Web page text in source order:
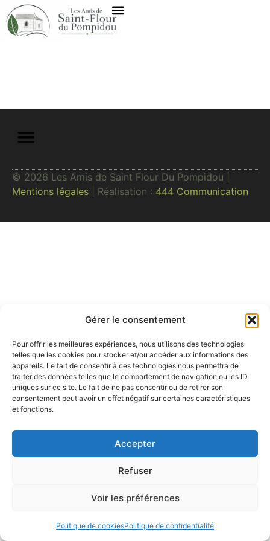
Gérer le consentement
Pour offrir les meilleures expériences, nous utilisons des technologies
telles que les cookies pour stocker et/ou accéder aux informations des
appareils. Le fait de consentir à ces technologies nous permettra de
traiter des données telles que le comportement de navigation ou les ID
uniques sur ce site. Le fait de ne pas consentir ou de retirer son
consentement peut avoir un effet négatif sur certaines caractéristiques
et fonctions.
Accepter
Refuser
Voir les préférences
Politique de cookiesPolitique de confidentialité
© 2026 Les Amis de Saint Flour Du Pompidou |
Mentions légales | Réalisation : 444 Communication​